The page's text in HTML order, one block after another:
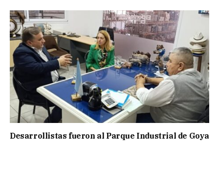
Desarrollistas fueron al Parque Industrial de Goya